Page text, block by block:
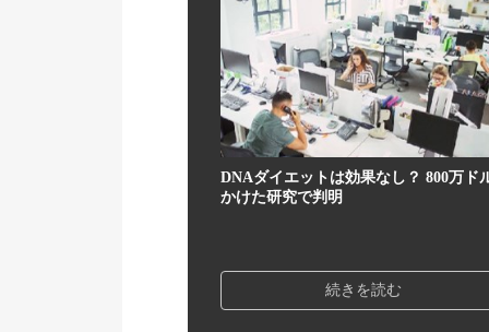
DNAダイエットは効果なし？ 800万ド
かけた研究で判明
続きを読む